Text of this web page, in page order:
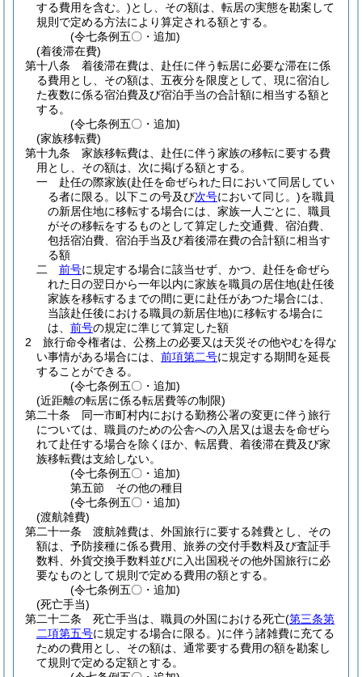
する費用を含む。)とし、その額は、転居の実態を勘案して
規則で定める方法により算定される額とする。
(令七条例五〇・追加)
(着後滞在費)
第十八条
着後滞在費は、赴任に伴う転居に必要な滞在に係
る費用とし、その額は、五夜分を限度として、現に宿泊し
た夜数に係る宿泊費及び宿泊手当の合計額に相当する額と
する。
(令七条例五〇・追加)
(家族移転費)
第十九条
家族移転費は、赴任に伴う家族の移転に要する費
用とし、その額は、次に掲げる額とする。
一
赴任の際家族(赴任を命ぜられた日において同居してい
る者に限る。以下この号及び次号において同じ。)を職員
の新居住地に移転する場合には、家族一人ごとに、職員
がその移転をするものとして算定した交通費、宿泊費、
包括宿泊費、宿泊手当及び着後滞在費の合計額に相当す
る額
二
前号に規定する場合に該当せず、かつ、赴任を命ぜら
れた日の翌日から一年以内に家族を職員の居住地(赴任後
家族を移転するまでの間に更に赴任があつた場合には、
当該赴任後における職員の新居住地)に移転する場合に
は、 前号の規定に準じて算定した額
2
旅行命令権者は、公務上の必要又は天災その他やむを得な
い事情がある場合には、 前項第二号に規定する期間を延長
することができる。
(令七条例五〇・追加)
(近距離の転居に係る転居費等の制限)
第二十条
同一市町村内における勤務公署の変更に伴う旅行
については、職員のための公舎への入居又は退去を命ぜら
れて赴任する場合を除くほか、転居費、着後滞在費及び家
族移転費は支給しない。
(令七条例五〇・追加)
第五節
その他の種目
(令七条例五〇・追加)
(渡航雑費)
第二十一条
渡航雑費は、外国旅行に要する雑費とし、その
額は、予防接種に係る費用、旅券の交付手数料及び査証手
数料、外貨交換手数料並びに入出国税その他外国旅行に必
要なものとして規則で定める費用の額とする。
(令七条例五〇・追加)
(死亡手当)
第二十二条
死亡手当は、職員の外国における死亡(第三条第
二項第五号に規定する場合に限る。)に伴う諸雑費に充てる
ための費用とし、その額は、通常要する費用の額を勘案し
て規則で定める定額とする。